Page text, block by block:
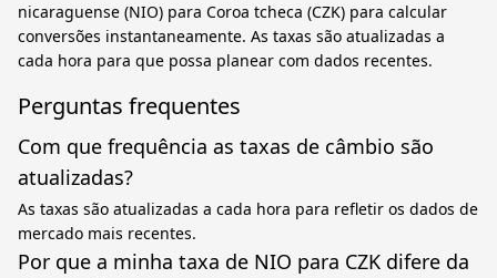
nicaraguense (NIO) para Coroa tcheca (CZK) para calcular
conversões instantaneamente. As taxas são atualizadas a
cada hora para que possa planear com dados recentes.
Perguntas frequentes
Com que frequência as taxas de câmbio são
atualizadas?
As taxas são atualizadas a cada hora para refletir os dados de
mercado mais recentes.
Por que a minha taxa de NIO para CZK difere da